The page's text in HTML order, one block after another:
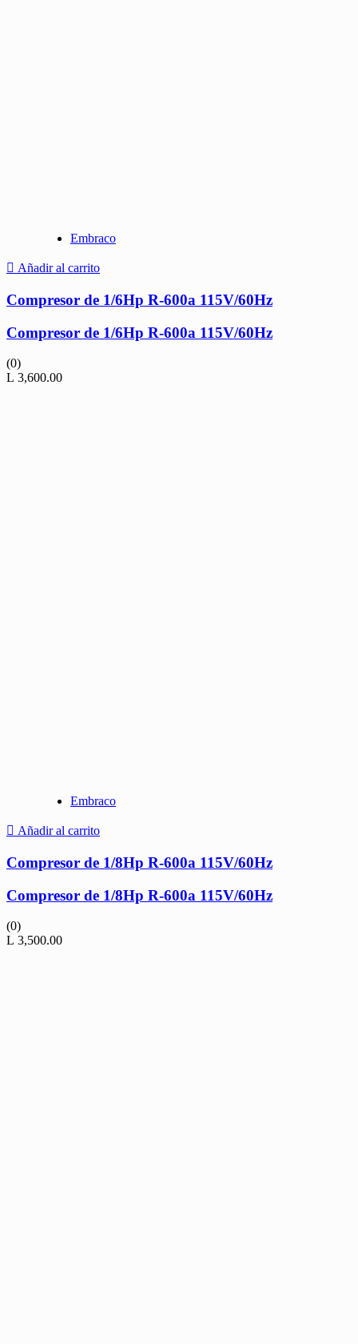
Embraco
Añadir al carrito
Compresor de 1/6Hp R-600a 115V/60Hz
Compresor de 1/6Hp R-600a 115V/60Hz
(0)
L 3,600.00
Embraco
Añadir al carrito
Compresor de 1/8Hp R-600a 115V/60Hz
Compresor de 1/8Hp R-600a 115V/60Hz
(0)
L 3,500.00